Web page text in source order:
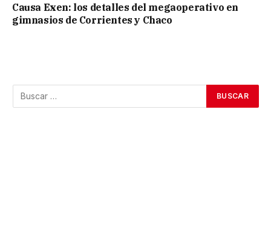
Causa Exen: los detalles del megaoperativo en
gimnasios de Corrientes y Chaco